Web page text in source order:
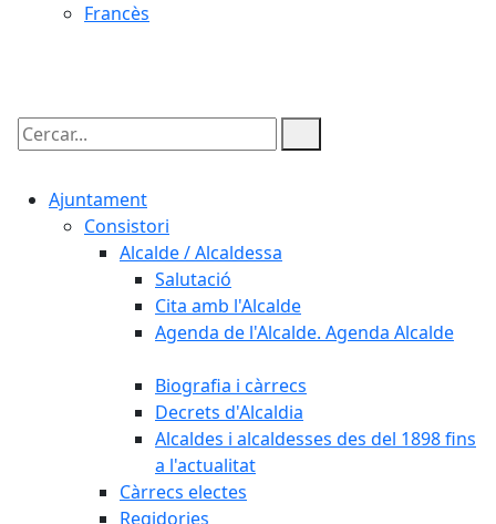
Francès
Cercar:
Ajuntament
Consistori
Alcalde / Alcaldessa
Salutació
Cita amb l'Alcalde
Agenda de l'Alcalde. Agenda Alcalde
Biografia i càrrecs
Decrets d'Alcaldia
Alcaldes i alcaldesses des del 1898 fins
a l'actualitat
Càrrecs electes
Regidories